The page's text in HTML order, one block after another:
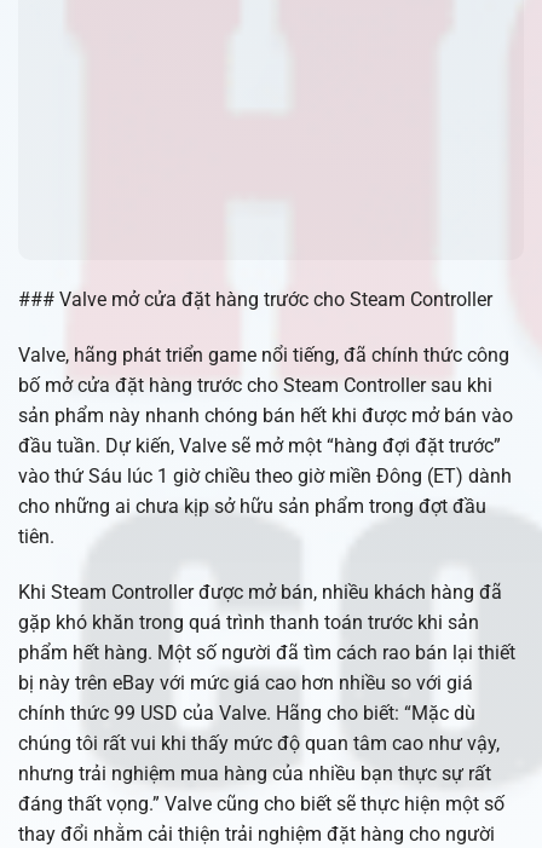
### Valve mở cửa đặt hàng trước cho Steam Controller
Valve, hãng phát triển game nổi tiếng, đã chính thức công
bố mở cửa đặt hàng trước cho Steam Controller sau khi
sản phẩm này nhanh chóng bán hết khi được mở bán vào
đầu tuần. Dự kiến, Valve sẽ mở một “hàng đợi đặt trước”
vào thứ Sáu lúc 1 giờ chiều theo giờ miền Đông (ET) dành
cho những ai chưa kịp sở hữu sản phẩm trong đợt đầu
tiên.
Khi Steam Controller được mở bán, nhiều khách hàng đã
gặp khó khăn trong quá trình thanh toán trước khi sản
phẩm hết hàng. Một số người đã tìm cách rao bán lại thiết
bị này trên eBay với mức giá cao hơn nhiều so với giá
chính thức 99 USD của Valve. Hãng cho biết: “Mặc dù
chúng tôi rất vui khi thấy mức độ quan tâm cao như vậy,
nhưng trải nghiệm mua hàng của nhiều bạn thực sự rất
đáng thất vọng.” Valve cũng cho biết sẽ thực hiện một số
thay đổi nhằm cải thiện trải nghiệm đặt hàng cho người